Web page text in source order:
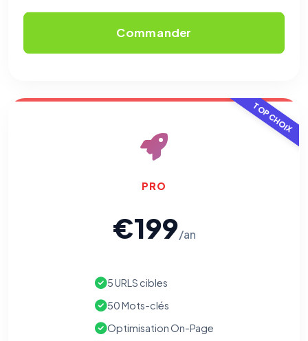
Commander
TOP CHOIX
PRO
€199/an
5 URLS cibles
50 Mots-clés
Optimisation On-Page